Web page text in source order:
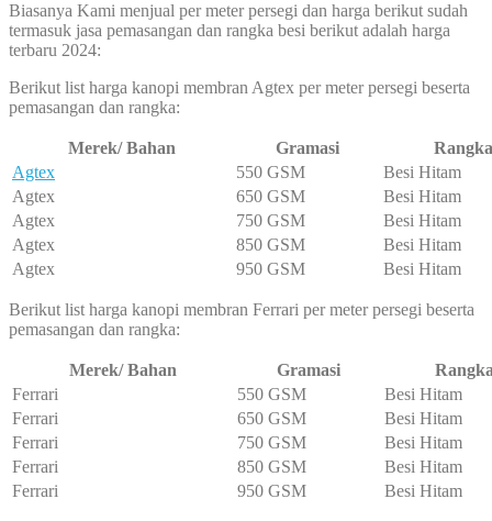
Biasanya Kami menjual per meter persegi dan harga berikut sudah
termasuk jasa pemasangan dan rangka besi berikut adalah harga
terbaru 2024:
Berikut list harga kanopi membran Agtex per meter persegi beserta
pemasangan dan rangka:
Merek/ Bahan Gramasi
Rangka
Agtex
550 GSM
Besi Hitam
Agtex
650 GSM
Besi Hitam
Agtex
750 GSM
Besi Hitam
Agtex
850 GSM
Besi Hitam
Agtex
950 GSM Besi Hitam
Berikut list harga kanopi membran Ferrari per meter persegi beserta
pemasangan dan rangka:
Merek/ Bahan Gramasi
Ferrari
550 GSM
Besi Hitam
Ferrari
650 GSM
Besi Hitam
Ferrari
750 GSM
Besi Hitam
Ferrari
850 GSM
Besi Hitam
Ferrari
950 GSM Besi Hitam